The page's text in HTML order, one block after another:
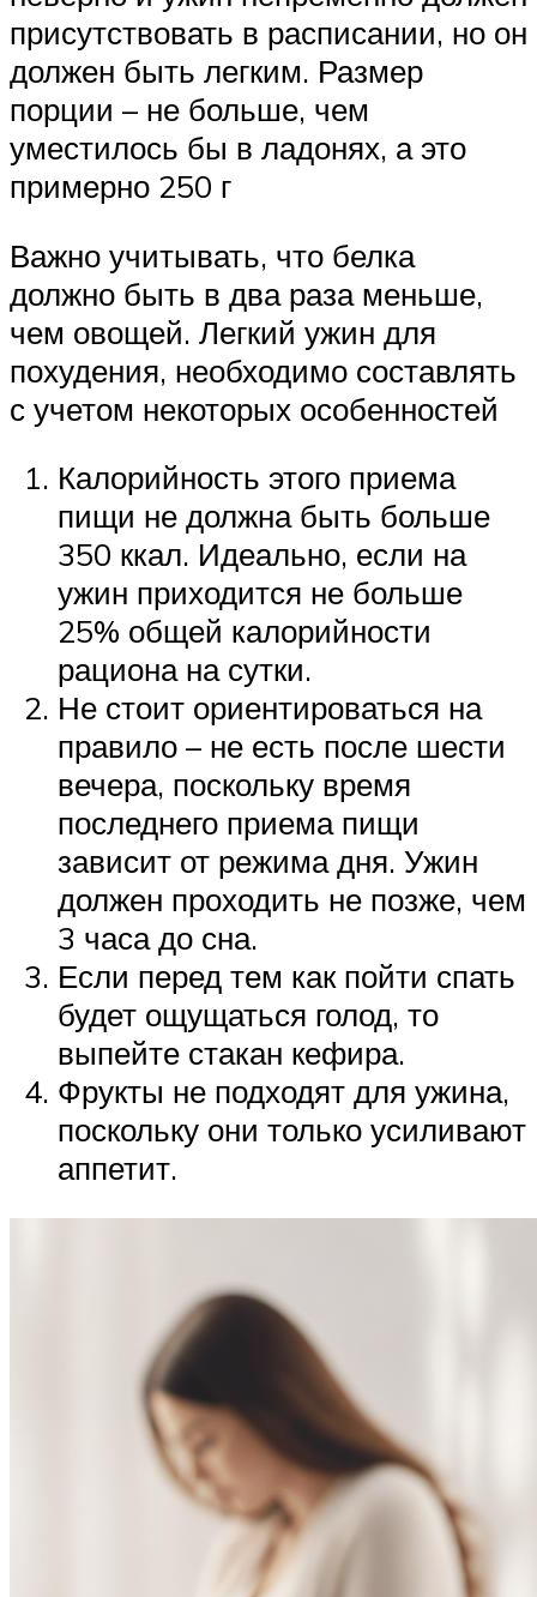
присутствовать в расписании, но он
должен быть легким. Размер
порции – не больше, чем
уместилось бы в ладонях, а это
примерно 250 г
Важно учитывать, что белка
должно быть в два раза меньше,
чем овощей. Легкий ужин для
похудения, необходимо составлять
с учетом некоторых особенностей
Калорийность этого приема
пищи не должна быть больше
350 ккал. Идеально, если на
ужин приходится не больше
25% общей калорийности
рациона на сутки.
Не стоит ориентироваться на
правило – не есть после шести
вечера, поскольку время
последнего приема пищи
зависит от режима дня. Ужин
должен проходить не позже, чем
3 часа до сна.
Если перед тем как пойти спать
будет ощущаться голод, то
выпейте стакан кефира.
Фрукты не подходят для ужина,
поскольку они только усиливают
аппетит.